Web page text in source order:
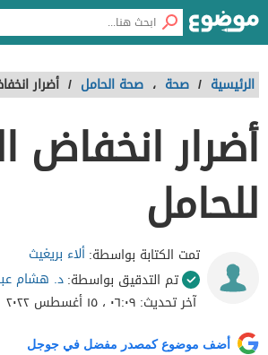
الرئيسية / صحة ، صحة الحامل / أضرار
أضرار انخفاض
للحامل
تمت الكتابة بواسطة:ألاء بريغيث
تم التدقيق بواسطة:د. هشام عبد
آخر تحديث: ٠٦:٠٩ ، ١٥ أغسطس ٢٠٢٢
أضف موضوع كمصدر مفضل في جوجل